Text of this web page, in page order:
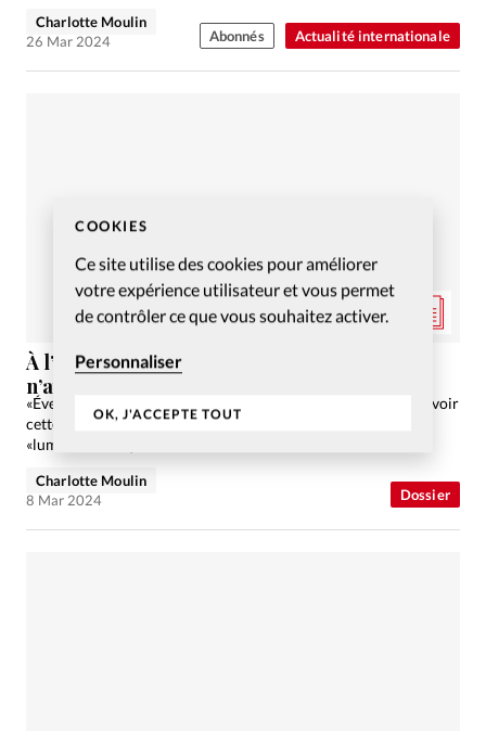
COOKIES
Ce site utilise des cookies pour améliorer
votre expérience utilisateur et vous permet
de contrôler ce que vous souhaitez activer.
Personnaliser
OK, J'ACCEPTE TOUT
Actualité internationale
Charlotte Moulin
26 Mar 2024
Abonnés
Dossier
À l’aube d’une nouvelle ère, le réveil qu’on
n’attendait pas
«Éveillé». Voilà ce que signifie le terme «woke». Doit-on percevoir
cette culture comme une autre «renaissance» ou d’autres
«lumières»? Enquête.
Charlotte Moulin
8 Mar 2024